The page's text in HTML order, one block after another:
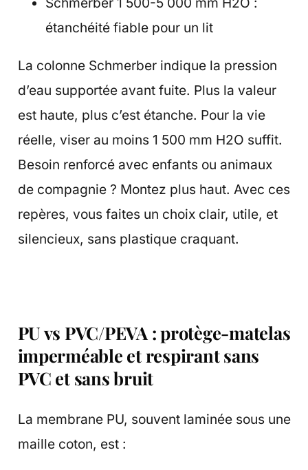
étanchéité fiable pour un lit
La colonne Schmerber indique la pression
d’eau supportée avant fuite. Plus la valeur
est haute, plus c’est étanche. Pour la vie
réelle, viser au moins 1 500 mm H2O suffit.
Besoin renforcé avec enfants ou animaux
de compagnie ? Montez plus haut. Avec ces
repères, vous faites un choix clair, utile, et
silencieux, sans plastique craquant.
PU vs PVC/PEVA : protège-matelas
imperméable et respirant sans
PVC et sans bruit
La membrane PU, souvent laminée sous une
maille coton, est :